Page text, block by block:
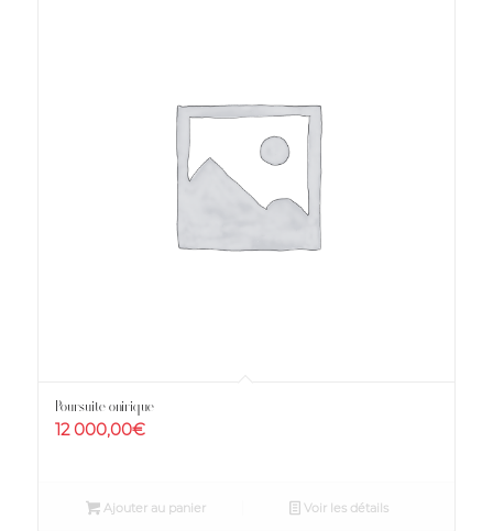
Poursuite onirique
12 000,00€
Ajouter au panier Voir les détails